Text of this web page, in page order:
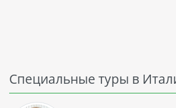
Специальные туры в